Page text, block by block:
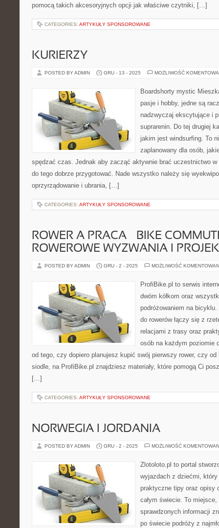
pomocą takich akcesoryjnych opcji jak właściwe czytniki, […]
CATEGORIES: ARTYKUŁY SPONSOROWANE
KURIERZY
POSTED BY ADMIN GRU - 13 - 2025 MOŻLIWOŚĆ
Boardshorty mystic
pasje i hobby, jedne są
nadzwyczaj ekscytujące i
suprarenin. Do tej drugiej
jakim jest windsurfing. To
zaplanowany dla osób,
spędzać czas. Jednak aby zacząć aktywnie brać uczestnictwo
do tego dobrze przygotować. Nade wszystko należy się
oprzyrządowanie i ubrania, […]
CATEGORIES: ARTYKUŁY SPONSOROWANE
ROWER A PRACA – BIKE
ROWEROWE WYZWANIA I
POSTED BY ADMIN GRU - 2 - 2025 MOŻLIWOŚĆ
ProfiBike.pl to serwis
dwóm kółkom oraz
podróżowaniem na
do rowerów łączy się z
relacjami z trasy oraz
osób na każdym poziomie
od tego, czy dopiero planujesz kupić swój pierwszy rower, czy
siodle, na ProfiBike.pl znajdziesz materiały, które pomogą Ci
[…]
CATEGORIES: ARTYKUŁY SPONSOROWANE
NORWEGIA I JORDANIA
POSTED BY ADMIN GRU - 2 - 2025 MOŻLIWOŚĆ
Zlotoloto.pl to portal
wyjazdach z dziećmi, który
praktyczne tipy oraz opisy
całym świecie. To
sprawdzonych informacji
po świecie podróży z